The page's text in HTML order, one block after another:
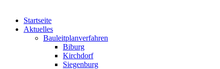
Startseite
Aktuelles
Bauleitplanverfahren
Biburg
Kirchdorf
Siegenburg